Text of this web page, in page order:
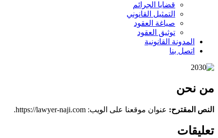
قضايا الجرائم
التمثيل القانوني
صياغة العقود
توثيق العقود
المدونة القانونية
اتصل بنا
من نحن
النص المقترح: عنوان موقعنا على الويب: https://lawyer-naji.com.
تعليقات